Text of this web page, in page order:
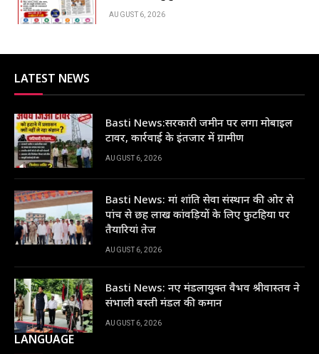
AUGUST 6, 2026
LATEST NEWS
Basti News:सरकारी जमीन पर लगा मोबाइल
टावर, कार्रवाई के इंतजार में ग्रामीण
AUGUST 6, 2026
Basti News: मां शांति सेवा संस्थान की ओर से
पांच से छह लाख कांवड़ियों के लिए फुटहिया पर
तैयारियां तेज
AUGUST 6, 2026
Basti News: नए मंडलायुक्त वैभव श्रीवास्तव ने
संभाली बस्ती मंडल की कमान
AUGUST 6, 2026
LANGUAGE